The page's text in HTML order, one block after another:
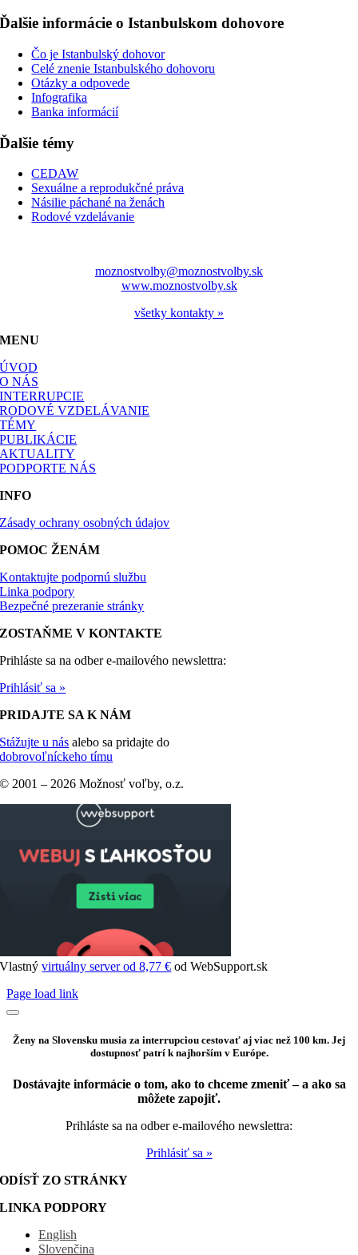
Ďalšie informácie o Istanbulskom dohovore
Čo je Istanbulský dohovor
Celé znenie Istanbulského dohovoru
Otázky a odpovede
Infografika
Banka informácií
Ďalšie témy
CEDAW
Sexuálne a reprodukčné práva
Násilie páchané na ženách
Rodové vzdelávanie
moznostvolby@moznostvolby.sk
www.moznostvolby.sk
všetky kontakty »
MENU
ÚVOD
O NÁS
INTERRUPCIE
RODOVÉ VZDELÁVANIE
TÉMY
PUBLIKÁCIE
AKTUALITY
PODPORTE NÁS
INFO
Zásady ochrany osobných údajov
POMOC ŽENÁM
Kontaktujte podpornú službu
Linka podpory
Bezpečné prezeranie stránky
ZOSTAŇME V KONTAKTE
Prihláste sa na odber e-mailového newslettra:
Prihlásiť sa »
PRIDAJTE SA K NÁM
Stážujte u nás alebo sa pridajte do
dobrovoľníckeho tímu
© 2001 –2026 Možnosť voľby, o.z.
Vlastnývirtuálny server od 8,77 € od WebSupport.sk
Page load link
Ženy na Slovensku musia za interrupciou cestovať aj viac než 100 km. Jej
dostupnosť patrí k najhorším v Európe.
Dostávajte informácie o tom, ako to chceme zmeniť – a ako sa
môžete zapojiť.
Prihláste sa na odber e-mailového newslettra:
Prihlásiť sa »
ODÍSŤ ZO STRÁNKY
LINKA PODPORY
English
Slovenčina